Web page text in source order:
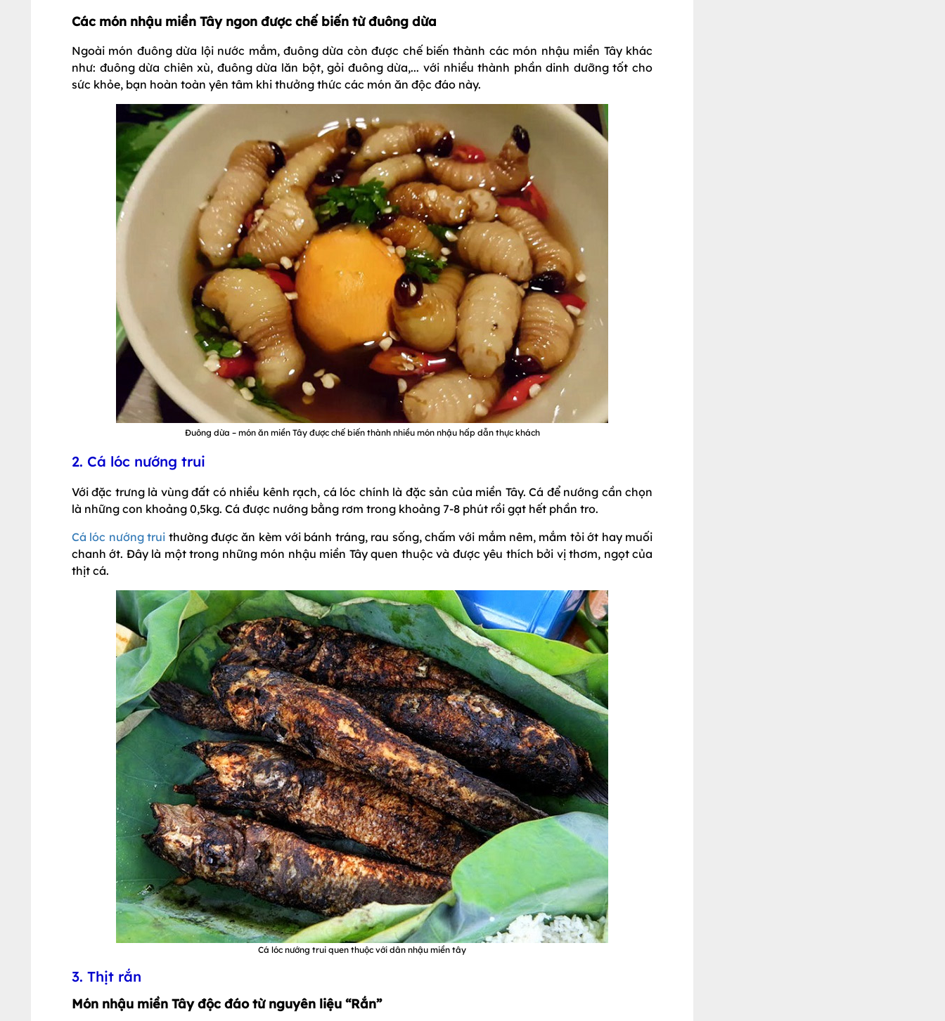
Các món nhậu miền Tây ngon được chế biến từ đuông dừa
Ngoài món đuông dừa lội nước mắm, đuông dừa còn được chế biến thành các món nhậu miền Tây khác
như: đuông dừa chiên xù, đuông dừa lăn bột, gỏi đuông dừa,... với nhiều thành phần dinh dưỡng tốt cho
sức khỏe, bạn hoàn toàn yên tâm khi thưởng thức các món ăn độc đáo này.
Đuông dừa – món ăn miền Tây được chế biến thành nhiều món nhậu hấp dẫn thực khách
2. Cá lóc nướng trui
Với đặc trưng là vùng đất có nhiều kênh rạch, cá lóc chính là đặc sản của miền Tây. Cá để nướng cần chọn
là những con khoảng 0,5kg. Cá được nướng bằng rơm trong khoảng 7-8 phút rồi gạt hết phần tro.
Cá lóc nướng trui thường được ăn kèm với bánh tráng, rau sống, chấm với mắm nêm, mắm tỏi ớt hay muối
chanh ớt. Đây là một trong những món nhậu miền Tây quen thuộc và được yêu thích bởi vị thơm, ngọt của
thịt cá.
Cá lóc nướng trui quen thuộc với dân nhậu miền tây
3. Thịt rắn
Món nhậu miền Tây độc đáo từ nguyên liệu “Rắn”